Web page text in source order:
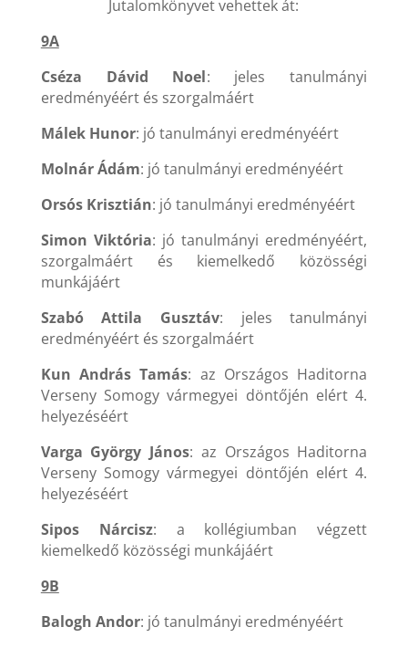
Jutalomkönyvet vehettek át:
9A
Cséza Dávid Noel: jeles tanulmányi
eredményéért és szorgalmáért
Málek Hunor: jó tanulmányi eredményéért
Molnár Ádám: jó tanulmányi eredményéért
Orsós Krisztián: jó tanulmányi eredményéért
Simon Viktória: jó tanulmányi eredményéért,
szorgalmáért és kiemelkedő közösségi
munkájáért
Szabó Attila Gusztáv: jeles tanulmányi
eredményéért és szorgalmáért
Kun András Tamás: az Országos Haditorna
Verseny Somogy vármegyei döntőjén elért 4.
helyezéséért
Varga György János: az Országos Haditorna
Verseny Somogy vármegyei döntőjén elért 4.
helyezéséért
Sipos Nárcisz: a kollégiumban végzett
kiemelkedő közösségi munkájáért
9B
Balogh Andor: jó tanulmányi eredményéért